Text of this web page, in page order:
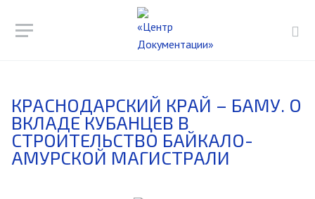
КРАСНОДАРСКИЙ КРАЙ – БАМУ. О
ВКЛАДЕ КУБАНЦЕВ В
СТРОИТЕЛЬСТВО БАЙКАЛО-
АМУРСКОЙ МАГИСТРАЛИ